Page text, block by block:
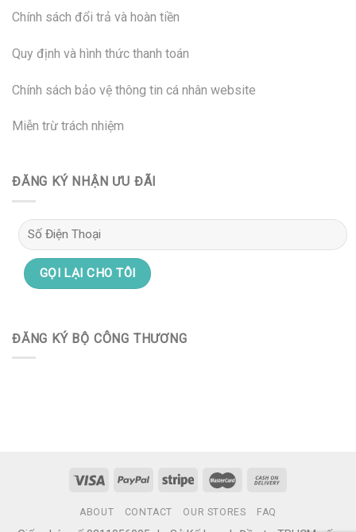
Chính sách đổi trả và hoàn tiền
Quy định và hình thức thanh toán
Chính sách bảo vệ thông tin cá nhân website
Miễn trừ trách nhiệm
ĐĂNG KÝ NHẬN ƯU ĐÃI
ĐĂNG KÝ BỘ CÔNG THƯƠNG
ABOUT CONTACT OUR STORES FAQ